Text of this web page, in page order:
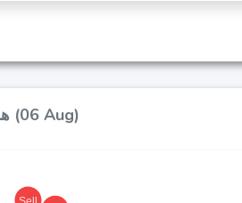
نمودار سیگنال‌های کلی بیت کوین (BTC) هوش مصنوعی (06 Aug)